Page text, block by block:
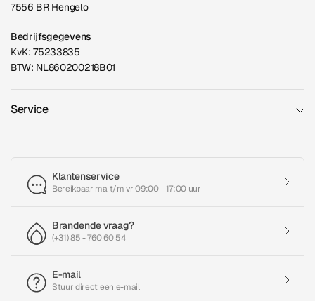
7556 BR Hengelo
Bedrijfsgegevens
KvK: 75233835
BTW: NL860200218B01
Service
Klantenservice
Bereikbaar ma t/m vr 09:00 - 17:00 uur
Brandende vraag?
(+31) 85 - 760 60 54
E-mail
Stuur direct een e-mail